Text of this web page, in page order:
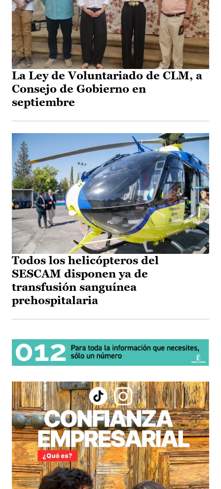
La Ley de Voluntariado de CLM, a
Consejo de Gobierno en
septiembre
Todos los helicópteros del
SESCAM disponen ya de
transfusión sanguínea
prehospitalaria